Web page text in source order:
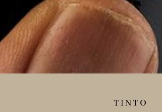
TINTO